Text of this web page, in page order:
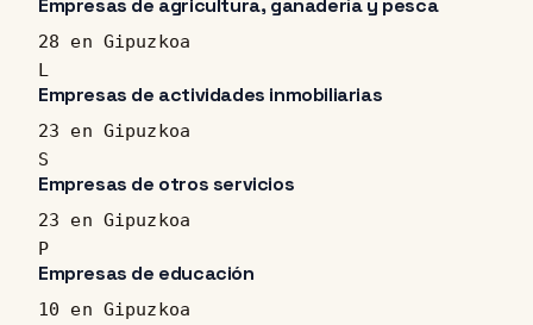
Empresas de agricultura, ganadería y pesca
28 en Gipuzkoa
L
Empresas de actividades inmobiliarias
23 en Gipuzkoa
S
Empresas de otros servicios
23 en Gipuzkoa
P
Empresas de educación
10 en Gipuzkoa